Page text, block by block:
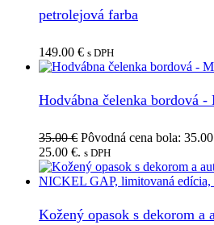
petrolejová farba
149.00 € s DPH
Hodvábna čelenka bordová
35.00€ Pôvodná cena bola:
25.00 €. s DPH
Kožený opasok s dekorom a